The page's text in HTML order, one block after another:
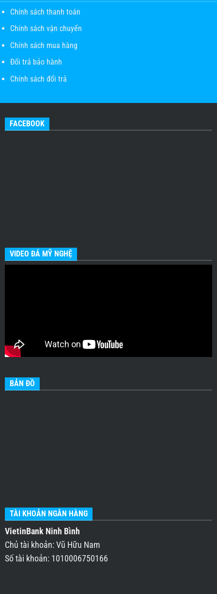
Chính sách thanh toán
Chính sách vận chuyển
Chính sách mua hàng
Đổi trả bảo hành
Chính sách đổi trả
FACEBOOK
VIDEO ĐÁ MỸ NGHỆ
BẢN ĐỒ
TÀI KHOẢN NGÂN HÀNG
VietinBank Ninh Bình
Chủ tài khoản: Vũ Hữu Nam
Số tài khoản: 1010006750166